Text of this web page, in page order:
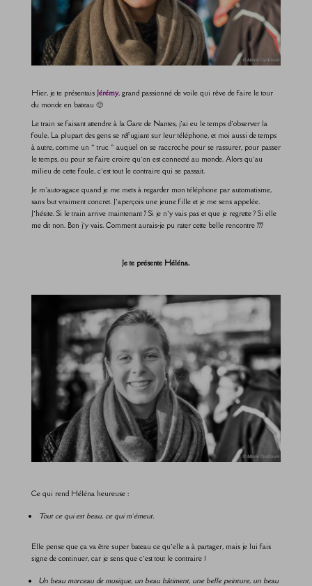
Hier, je te présentais Jérémy, grand passionné de voile qui rêve de faire le tour
du monde en bateau 🙂
Le train se faisant attendre à la Gare de Nantes, j’ai eu le temps d’observer la
foule. La plupart des gens se réfugiant sur leur téléphone, et moi aussi de temps
à autre, comme un « truc » auquel on se raccroche pour se rassurer, pour passer
le temps, ou pour se faire croire qu’on est connecté au monde. Alors qu’au
milieu de cette foule, c’est tout le contraire qui se passait.
Je m’auto-agace quand je me mets à regarder mon téléphone par automatisme,
sans but vraiment concret. J’aperçois une jeune fille et je me sens appelée.
J’hésite. Si le train arrive maintenant ? Si je n’y vais pas et que je regrette ? Si elle
me dit non. Bon j’y vais. Comment aurais-je pu rater cette belle rencontre ???
Je te présente Héléna.
Ce qui rend Héléna heureuse :
Tout ce qui est beau, ce qui m’émeut.
Elle pense que ça va être super bateau ce qu’elle a à partager, mais je lui fais
signe de continuer, car je sens que c’est tout le contraire !
Un beau morceau de musique, un beau bâtiment, une belle peinture, un beau